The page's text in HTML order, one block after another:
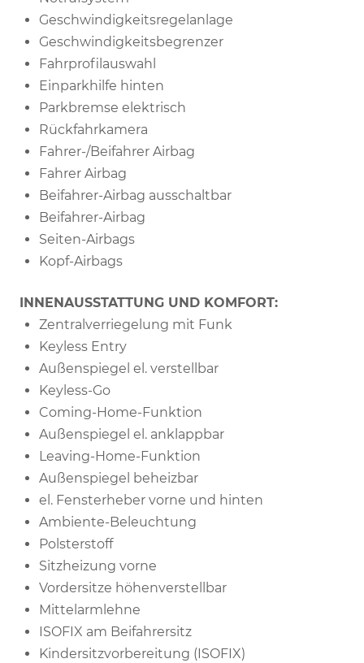
Geschwindigkeitsregelanlage
Geschwindigkeitsbegrenzer
Fahrprofilauswahl
Einparkhilfe hinten
Parkbremse elektrisch
Rückfahrkamera
Fahrer-/Beifahrer Airbag
Fahrer Airbag
Beifahrer-Airbag ausschaltbar
Beifahrer-Airbag
Seiten-Airbags
Kopf-Airbags
INNENAUSSTATTUNG UND KOMFORT:
Zentralverriegelung mit Funk
Keyless Entry
Außenspiegel el. verstellbar
Keyless-Go
Coming-Home-Funktion
Außenspiegel el. anklappbar
Leaving-Home-Funktion
Außenspiegel beheizbar
el. Fensterheber vorne und hinten
Ambiente-Beleuchtung
Polsterstoff
Sitzheizung vorne
Vordersitze höhenverstellbar
Mittelarmlehne
ISOFIX am Beifahrersitz
Kindersitzvorbereitung (ISOFIX)